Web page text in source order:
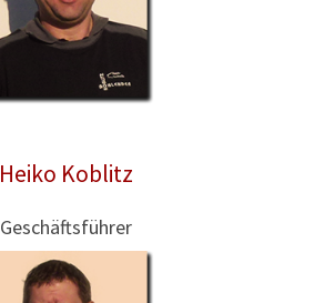
Heiko Koblitz
Geschäftsführer